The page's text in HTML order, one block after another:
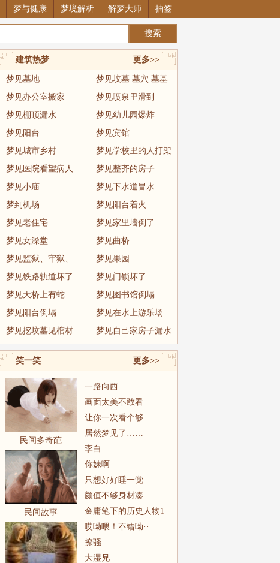
梦与健康 梦境解析 解梦大师 抽签
更多>>
建筑热梦
梦见墓地
梦见坟墓 墓穴 墓基
梦见办公室搬家
梦见喷泉里滑到
梦见棚顶漏水
梦见幼儿园爆炸
梦见阳台
梦见宾馆
梦见城市乡村
梦见学校里的人打架
梦见医院看望病人
梦见整齐的房子
梦见小庙
梦见下水道冒水
梦到机场
梦见阳台着火
梦见老住宅
梦见家里墙倒了
梦见女澡堂
梦见曲桥
梦见监狱、牢狱、坐牢
梦见果园
梦见铁路轨道坏了
梦见门锁坏了
梦见天桥上有蛇
梦见图书馆倒塌
梦见阳台倒塌
梦见在水上游乐场
梦见挖坟墓见棺材
梦见自己家房子漏水
更多>>
笑一笑
民间多奇葩
民间故事
一路向西
画面太美不敢看
让你一次看个够
居然梦见了……
李白
你妹啊
只想好好睡一觉
颜值不够身材凑
金庸笔下的历史人物1
哎呦喂！不错呦··
撩骚
大湿兄